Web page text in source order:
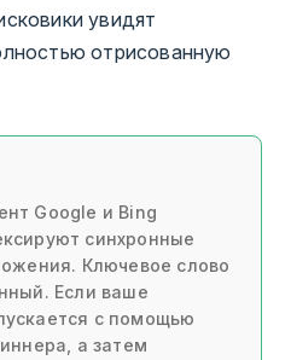
увидят
отрисованную
Google и Bing
синхронные
Ключевое слово
Если ваше
с помощью
а затем